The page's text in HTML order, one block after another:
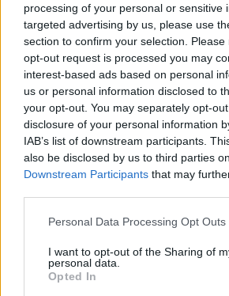
processing of your personal or sensitive
targeted advertising by us, please use
section to confirm your selection.
opt-out request is processed you may
interest-based ads based on personal
us or personal information disclosed to
your opt-out. You may separately opt-
disclosure of your personal information
IAB’s list of downstream participants.
also be disclosed by us to third parties
Downstream Participants that may
Personal Data Processing Opt Outs
I want to opt-out of the Sharing of
personal data.
Opted In
Elvis Doçi’s company
granted approval from
KKT to build a hotel in
partnership with Nadir
Çausholli’s company
Arkend
Rama leje
hotel
arratia e vëllait të “Visit të